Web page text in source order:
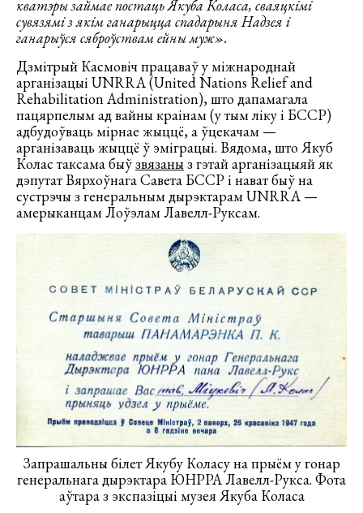
кватэры займае постаць Якуба Коласа, сваяцкімі
сувязямі з якім ганарыцца спадарыня Надзея і
ганарыўся сяброўствам ейны муж».
Дзмітрый Касмовіч працаваў у міжнароднай
арганізацыі UNRRA (United Nations Relief and
Rehabilitation Administration), што дапамагала
пацярпелым ад вайны краінам (у тым ліку і БССР)
адбудоўваць мірнае жыццё, а ўцекачам —
арганізаваць жыццё ў эміграцыі. Вядома, што Якуб
Колас таксама быўзвязаныз гэтай арганізацыяй як
дэпутат Вярхоўнага Савета БССР і нават быў на
сустрэчы з генеральным дырэктарам UNRRA —
амерыканцам Лоўэлам Лавелл-Руксам.
Запрашальны білет Якубу Коласу на прыём у гонар
генеральнага дырэктара ЮНРРА Лавелл-Рукса. Фота
аўтара з экспазіцыі музея Якуба Коласа